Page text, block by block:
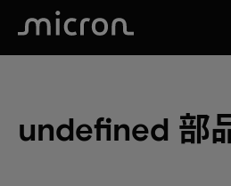
undefined 部